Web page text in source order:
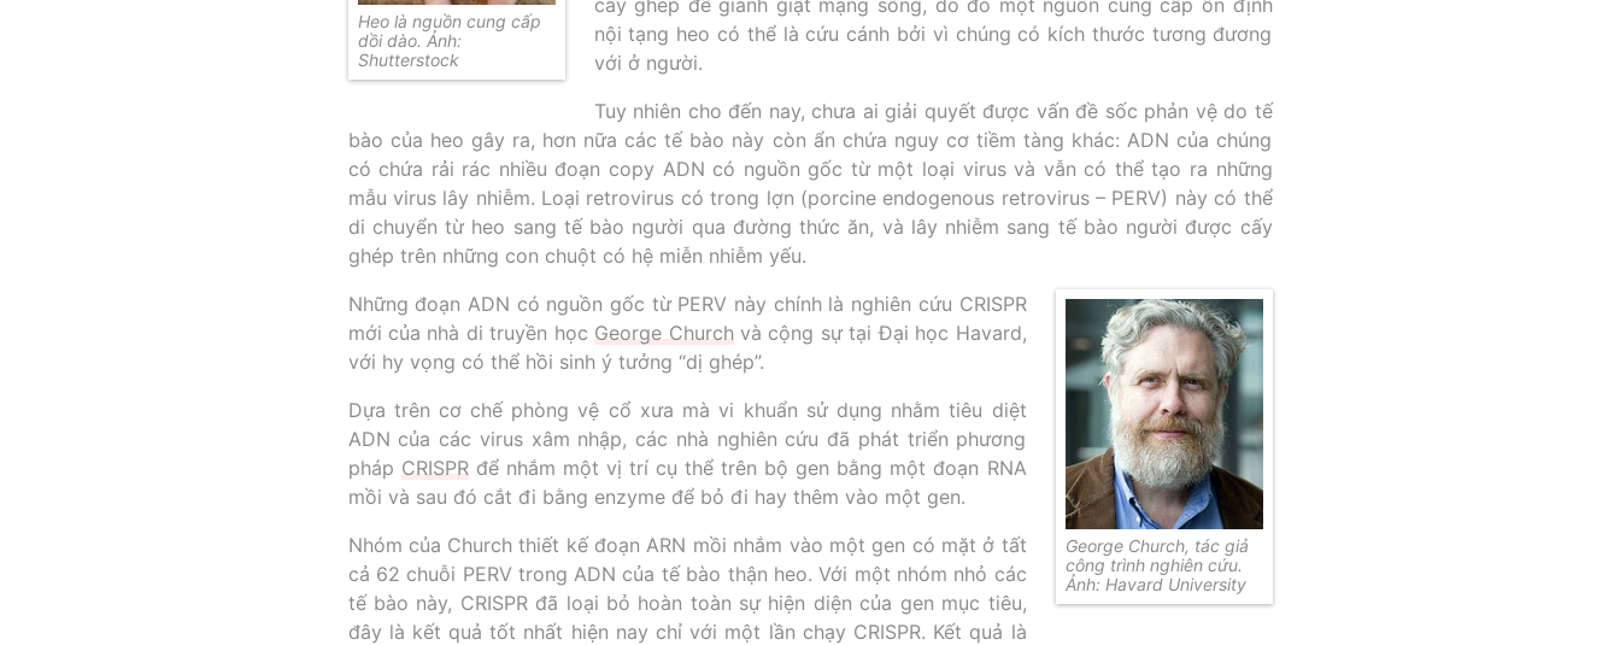
Heo là nguồn cung cấp
dồi dào. Ảnh:
Shutterstock
cấy ghép để giành giật mạng sống, do đó một nguồn cung cấp ổn định
nội tạng heo có thể là cứu cánh bởi vì chúng có kích thước tương đương
với ở người.
Tuy nhiên cho đến nay, chưa ai giải quyết được vấn đề sốc phản vệ do tế
bào của heo gây ra, hơn nữa các tế bào này còn ẩn chứa nguy cơ tiềm tàng khác: ADN của chúng
có chứa rải rác nhiều đoạn copy ADN có nguồn gốc từ một loại virus và vẫn có thể tạo ra những
mẫu virus lây nhiễm. Loại retrovirus có trong lợn (porcine endogenous retrovirus – PERV) này có thể
di chuyển từ heo sang tế bào người qua đường thức ăn, và lây nhiễm sang tế bào người được cấy
ghép trên những con chuột có hệ miễn nhiễm yếu.
George Church, tác giả
công trình nghiên cứu.
Ảnh: Havard University
Những đoạn ADN có nguồn gốc từ PERV này chính là nghiên cứu CRISPR
mới của nhà di truyền học George Churchvà cộng sự tại Đại học Havard,
với hy vọng có thể hồi sinh ý tưởng “dị ghép”.
Dựa trên cơ chế phòng vệ cổ xưa mà vi khuẩn sử dụng nhằm tiêu diệt
ADN của các virus xâm nhập, các nhà nghiên cứu đã phát triển phương
pháp CRISPRđể nhắm một vị trí cụ thể trên bộ gen bằng một đoạn RNA
mồi và sau đó cắt đi bằng enzyme để bỏ đi hay thêm vào một gen.
Nhóm của Church thiết kế đoạn ARN mồi nhắm vào một gen có mặt ở tất
cả 62 chuỗi PERV trong ADN của tế bào thận heo. Với một nhóm nhỏ các
tế bào này, CRISPR đã loại bỏ hoàn toàn sự hiện diện của gen mục tiêu,
đây là kết quả tốt nhất hiện nay chỉ với một lần chạy CRISPR. Kết quả là